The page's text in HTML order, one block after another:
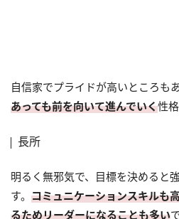
自信家でプライドが高いところも
あっても前を向いて進んでいく性
長所
明るく無邪気で、目標を決めると
す。 コミュニケーションスキルも
るためリーダーになることも多い